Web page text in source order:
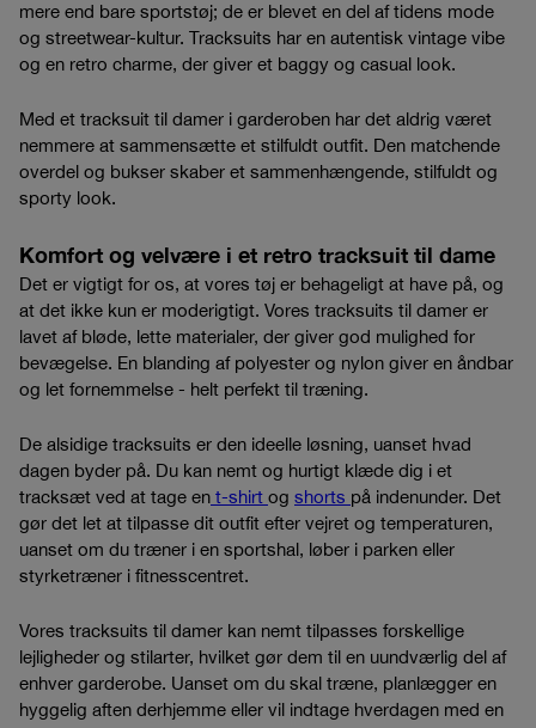
mere end bare sportstøj; de er blevet en del af tidens mode
og streetwear-kultur. Tracksuits har en autentisk vintage vibe
og en retro charme, der giver et baggy og casual look.
Med et tracksuit til damer i garderoben har det aldrig været
nemmere at sammensætte et stilfuldt outfit. Den matchende
overdel og bukser skaber et sammenhængende, stilfuldt og
sporty look.
Komfort og velvære i et retro tracksuit til dame
Det er vigtigt for os, at vores tøj er behageligt at have på, og
at det ikke kun er moderigtigt. Vores tracksuits til damer er
lavet af bløde, lette materialer, der giver god mulighed for
bevægelse. En blanding af polyester og nylon giver en åndbar
og let fornemmelse - helt perfekt til træning.
De alsidige tracksuits er den ideelle løsning, uanset hvad
dagen byder på. Du kan nemt og hurtigt klæde dig i et
tracksæt ved at tage en t-shirt og shorts på indenunder. Det
gør det let at tilpasse dit outfit efter vejret og temperaturen,
uanset om du træner i en sportshal, løber i parken eller
styrketræner i fitnesscentret.
Vores tracksuits til damer kan nemt tilpasses forskellige
lejligheder og stilarter, hvilket gør dem til en uundværlig del af
enhver garderobe. Uanset om du skal træne, planlægger en
hyggelig aften derhjemme eller vil indtage hverdagen med en